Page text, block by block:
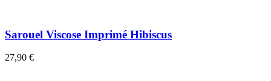
Sarouel Viscose Imprimé Hibiscus
27,90 €